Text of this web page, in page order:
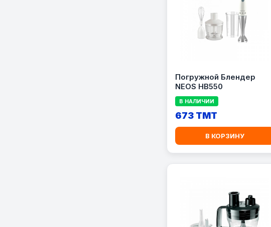
Погружной Блендер
NEOS HB550
В НАЛИЧИИ
673 TMT
В КОРЗИНУ